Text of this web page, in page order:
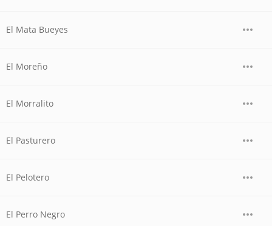
El Mata Bueyes
El Moreño
El Morralito
El Pasturero
El Pelotero
El Perro Negro